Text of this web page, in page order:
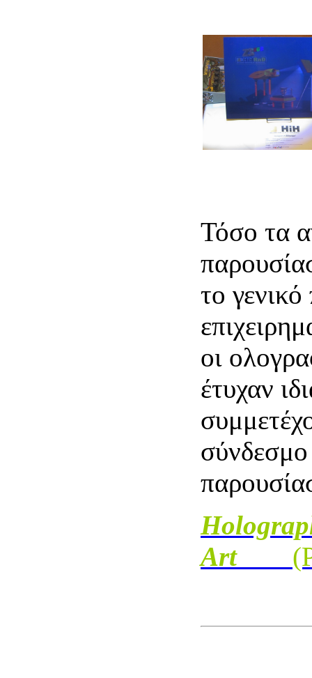
Τόσο τα
το
οι
έτυχαν
σύνδεσμο
Art